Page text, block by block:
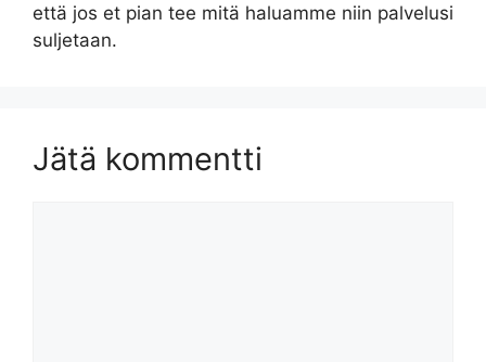
että jos et pian tee mitä haluamme niin palvelusi
suljetaan.
Jätä kommentti